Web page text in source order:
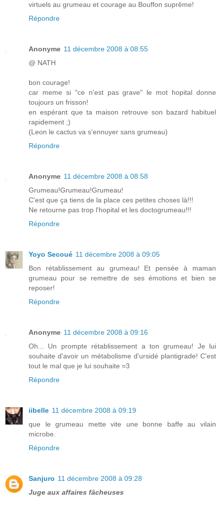
virtuels au grumeau et courage au Bouffon suprême!
Répondre
Anonyme 11 décembre 2008 à 08:55
@ NATH
bon courage!
car meme si "ce n'est pas grave" le mot hopital donne
toujours un frisson!
en espérant que ta maison retrouve son bazard habituel
rapidement ;)
(Leon le cactus va s'ennuyer sans grumeau)
Répondre
Anonyme 11 décembre 2008 à 08:58
Grumeau!Grumeau!Grumeau!
C'est que ça tiens de la place ces petites choses là!!!
Ne retourne pas trop l'hopital et les doctogrumeau!!!
Répondre
Yoyo Secoué 11 décembre 2008 à 09:05
Bon rétablissement au grumeau! Et pensée à maman
grumeau pour se remettre de ses émotions et bien se
reposer!
Répondre
Anonyme 11 décembre 2008 à 09:16
Oh... Un prompte rétablissement a ton grumeau! Je lui
souhaite d'avoir un métabolisme d'ursidé plantigrade! C'est
tout le mal que je lui souhaite =3
Répondre
iibelle 11 décembre 2008 à 09:19
que le grumeau mette vite une bonne baffe au vilain
microbe.
Répondre
Sanjuro 11 décembre 2008 à 09:28
Juge aux affaires fâcheuses